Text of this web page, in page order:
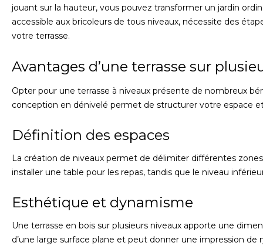
jouant sur la hauteur, vous pouvez transformer un jardin
accessible aux bricoleurs de tous niveaux, nécessite des
votre terrasse.
Avantages d’une terrasse sur
Opter pour une terrasse à niveaux présente de nombreux
conception en dénivelé permet de structurer votre espace
Définition des espaces
La création de niveaux permet de délimiter différentes
installer une table pour les repas, tandis que le niveau
Esthétique et dynamisme
Une terrasse en bois sur plusieurs niveaux apporte une
d’une large surface plane et peut donner une impression